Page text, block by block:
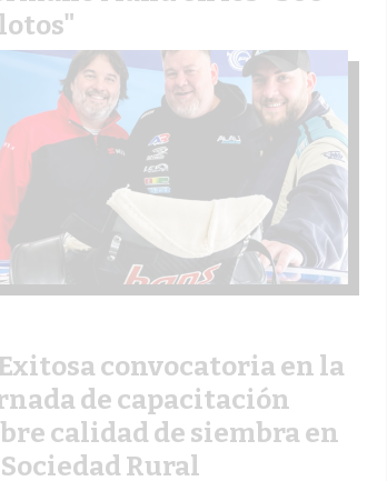
convocatoria en la
de capacitación
calidad de siembra en
Rural